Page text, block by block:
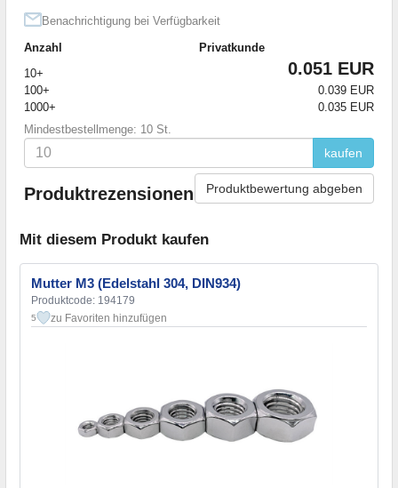
Benachrichtigung bei Verfügbarkeit
Anzahl
Privatkunde
10+
0.051 EUR
100+
0.039 EUR
1000+
0.035 EUR
Mindestbestellmenge: 10 St.
kaufen
Produktrezensionen Produktbewertung abgeben
Mit diesem Produkt kaufen
Mutter M3 (Edelstahl 304, DIN934)
Produktcode: 194179
5 zu Favoriten hinzufügen